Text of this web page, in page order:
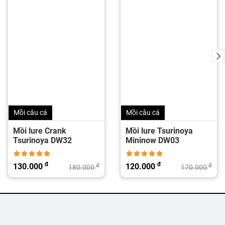
Mồi câu cá
Mồi lure Crank
Tsurinoya DW32
180.000đ
130.000 đ
Mồi câu cá
Mồi lure Tsurinoya
Mininow DW03
170.000đ
120.000 đ